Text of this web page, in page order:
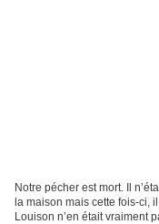
Notre pécher est mort. Il
la maison mais cette fois-ci,
Louison n’en était vraiment